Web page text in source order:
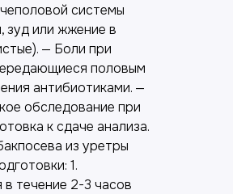
системы
зуд или жжение в
— Боли при
половым
антибиотиками. —
обследование при
к сдаче анализа.
из уретры
1.
течение 2-3 часов